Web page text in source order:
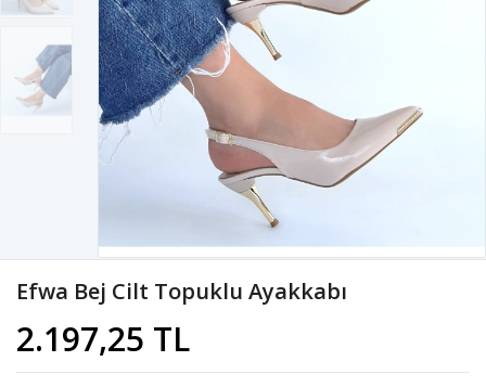
Efwa Bej Cilt Topuklu Ayakkabı
2.197,25 TL